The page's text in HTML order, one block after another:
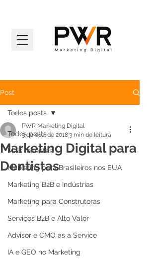
Post
Todos posts
Mais recentes
Marketing para Brasileiros nos EUA
Marketing B2B e Indústrias
Marketing para Construtoras
Serviços B2B e Alto Valor
Advisor e CMO as a Service
IA e GEO no Marketing
Todos posts
Marketing Digital para
Dentistas
PWR Marketing Digital
3 de dez. de 20183 min de leitura